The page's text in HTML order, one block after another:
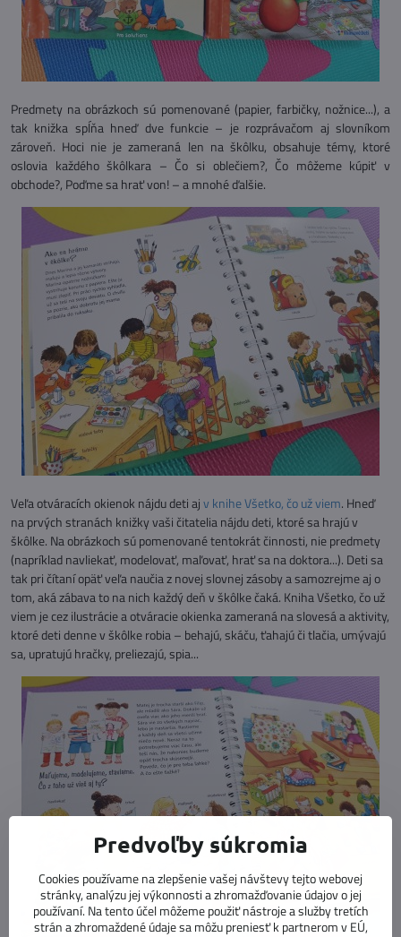
Predmety na obrázkoch sú pomenované (papier, farbičky, nožnice...), a
tak knižka spĺňa hneď dve funkcie – je rozprávačom aj slovníkom
zároveň. Hoci nie je zameraná len na škôlku, obsahuje témy, ktoré
oslovia každého škôlkara – Čo si oblečiem?, Čo môžeme kúpiť v
obchode?, Poďme sa hrať von! – a mnohé ďalšie.
Veľa otváracích okienok nájdu deti ajv knihe Všetko, čo už viem. Hneď
na prvých stranách knižky vaši čitatelia nájdu deti, ktoré sa hrajú v
škôlke. Na obrázkoch sú pomenované tentokrát činnosti, nie predmety
(napríklad navliekať, modelovať, maľovať, hrať sa na doktora...). Deti sa
tak pri čítaní opäť veľa naučia z novej slovnej zásoby a samozrejme aj o
tom, aká zábava to na nich každý deň v škôlke čaká. Kniha Všetko, čo už
viem je cez ilustrácie a otváracie okienka zameraná na slovesá a aktivity,
ktoré deti denne v škôlke robia – behajú, skáču, ťahajú či tlačia, umývajú
sa, upratujú hračky, preliezajú, spia...
Predvoľby súkromia
Cookies používame na zlepšenie vašej návštevy tejto webovej
stránky, analýzu jej výkonnosti a zhromažďovanie údajov o jej
používaní. Na tento účel môžeme použiť nástroje a služby tretích
strán a zhromaždené údaje sa môžu preniesť k partnerom v EÚ,